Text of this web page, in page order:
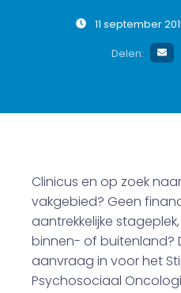
11 september
Delen:
Clinicus en op zoek
vakgebied? Geen
aantrekkelijke
binnen- of buitenland?
aanvraag in voor het
Psychosociaal